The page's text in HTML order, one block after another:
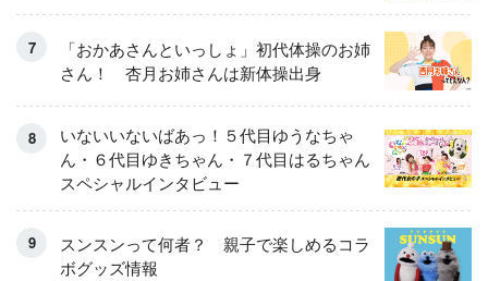
「おかあさんといっしょ」初代体操のお姉
さん！ 杏月お姉さんは新体操出身
いないいないばあっ！５代目ゆうなちゃ
ん・６代目ゆきちゃん・７代目はるちゃん
スペシャルインタビュー
スンスンって何者？ 親子で楽しめるコラ
ボグッズ情報